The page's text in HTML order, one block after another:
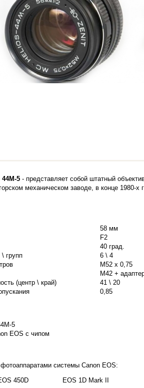
44М-5 - представляет собой штатный
механическом заводе, в конце
58 мм
F2
40 град.
групп
6 \ 4
М52 х 0,75
М42 +
(центр \ край)
41 \ 20
0,85
5
EOS с чипом
системы Canon EOS:
450D
EOS 1D Mark II